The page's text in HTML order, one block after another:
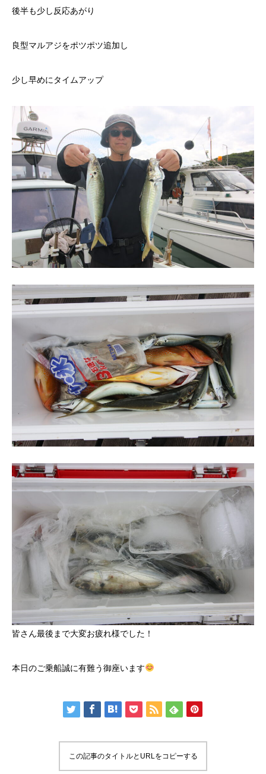
後半も少し反応あがり
良型マルアジをポツポツ追加し
少し早めにタイムアップ
皆さん最後まで大変お疲れ様でした！
本日のご乗船誠に有難う御座います
この記事のタイトルとURLをコピーする